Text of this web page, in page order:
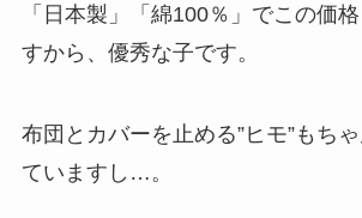
「日本製」「綿100％」でこの価
すから、優秀な子です。
布団とカバーを止める”ヒモ”もち
ていますし…。